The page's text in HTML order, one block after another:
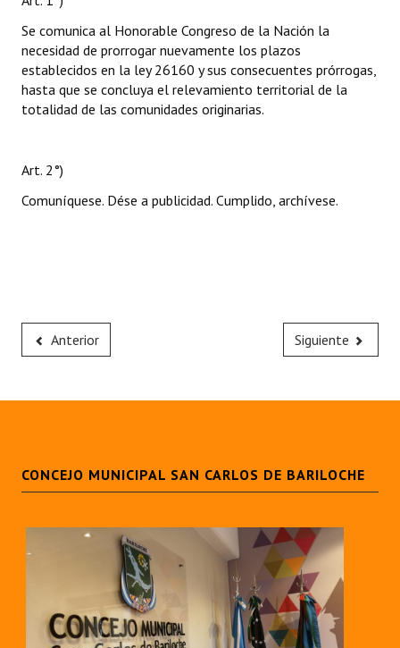
Se comunica al Honorable Congreso de la Nación la
necesidad de prorrogar nuevamente los plazos
establecidos en la ley 26160 y sus consecuentes prórrogas,
hasta que se concluya el relevamiento territorial de la
totalidad de las comunidades originarias.
Art. 2°)
Comuníquese. Dése a publicidad. Cumplido, archívese.
Anterior Siguiente
CONCEJO MUNICIPAL SAN CARLOS DE BARILOCHE